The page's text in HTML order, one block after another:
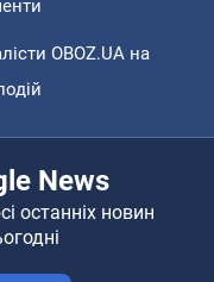
OBOZ.UA на
News
останніх новин